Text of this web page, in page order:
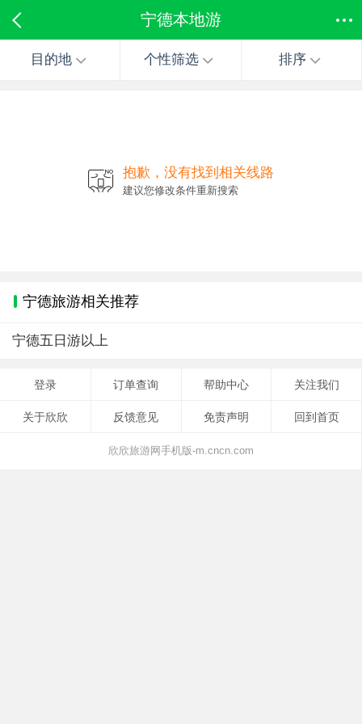
宁德本地游
目的地 个性筛选 排序
抱歉，没有找到相关线路
建议您修改条件重新搜索
宁德旅游相关推荐
宁德五日游以上
登录 订单查询 帮助中心 关注我们
关于欣欣 反馈意见 免责声明 回到首页
欣欣旅游网手机版-m.cncn.com